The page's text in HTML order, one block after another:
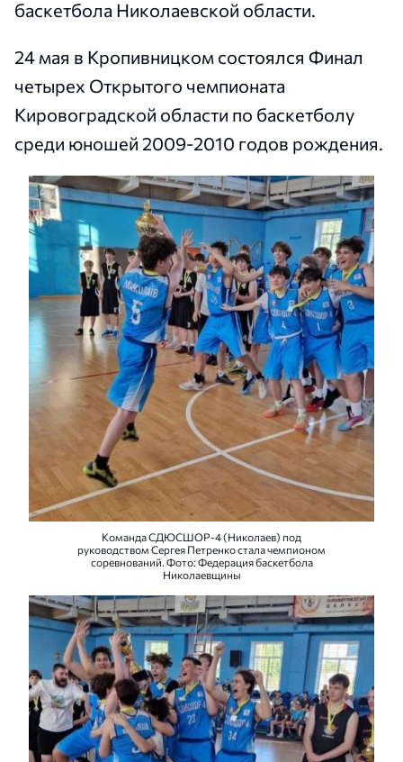
баскетбола Николаевской области.
24 мая в Кропивницком состоялся Финал
четырех Открытого чемпионата
Кировоградской области по баскетболу
среди юношей 2009-2010 годов рождения.
Команда СДЮСШОР-4 (Николаев) под
руководством Сергея Петренко стала чемпионом
соревнований. Фото: Федерация баскетбола
Николаевщины